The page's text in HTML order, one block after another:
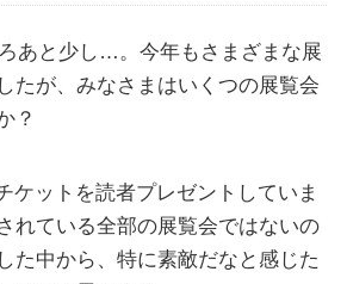
あと少し…。今年もさまざまな展
たが、みなさまはいくつの展覧会
？
ケットを読者プレゼントしていま
れている全部の展覧会ではないの
た中から、特に素敵だなと感じた